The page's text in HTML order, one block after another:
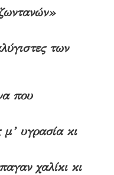
των
που
υγρασία κι
χαλίκι κι